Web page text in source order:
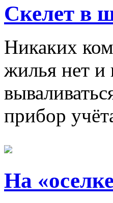
Скелет в
Никаких
жилья нет и
прибор
На